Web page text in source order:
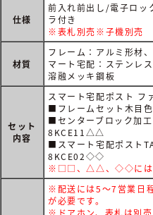
仕様
前入れ前出し/電子ロ
ラ付き
※表札別売※子機別売
材質
フレーム：アルミ形材
マート宅配：ステンレ
溶融メッキ鋼板
セット
内容
スマート宅配ポスト フ
■フレームセット木
■センターブロック加
8KCE11△△
■スマート宅配ポスト
8KCE02◇◇
※□□、△△、◇◇には色
※配送には5～7営業日
が必要です。
※ドアホン、表札は別